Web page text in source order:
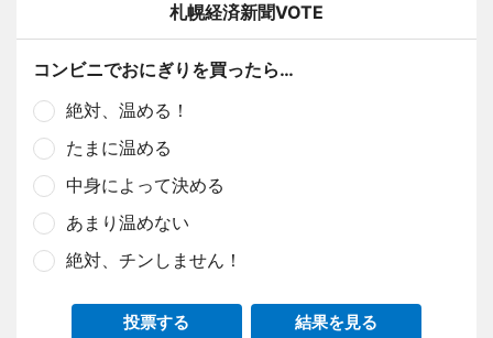
札幌経済新聞VOTE
コンビニでおにぎりを買ったら…
絶対、温める！
たまに温める
中身によって決める
あまり温めない
絶対、チンしません！
投票する 結果を見る